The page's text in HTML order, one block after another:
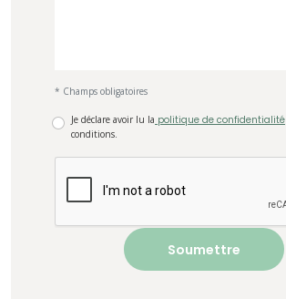
* Champs obligatoires
Je déclare avoir lu la politique de confidentialité
conditions.